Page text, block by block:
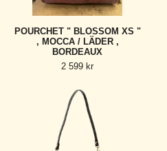
POURCHET " BLOSSOM XS "
, MOCCA / LÄDER ,
BORDEAUX
2 599 kr